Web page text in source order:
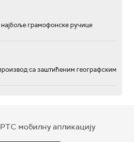
грамофонске ручице
са заштићеним географским
мобилну апликацију